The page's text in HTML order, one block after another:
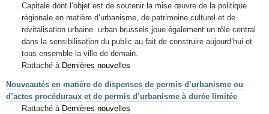
Capitale dont l’objet est de soutenir la mise œuvre de la politique
régionale en matière d’urbanisme, de patrimoine culturel et de
revitalisation urbaine. urban.brussels joue également un rôle central
dans la sensibilisation du public au fait de construire aujourd’hui et
tous ensemble la ville de demain.
Rattaché à Dernières nouvelles
Nouveautés en matière de dispenses de permis d’urbanisme ou
d’actes procéduraux et de permis d’urbanisme à durée limitée
Rattaché à Dernières nouvelles